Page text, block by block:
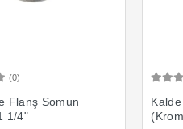
(0)
Flanş Somun
1/4"